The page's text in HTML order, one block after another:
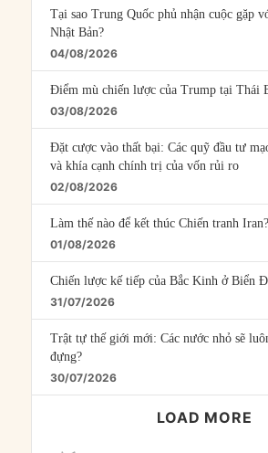
Tại sao Trung Quốc phủ nhận cuộc gặp
Nhật Bản?
04/08/2026
Điểm mù chiến lược của Trump tại Thái
03/08/2026
Đặt cược vào thất bại: Các quỹ đầu tư
và khía cạnh chính trị của vốn rủi ro
02/08/2026
Làm thế nào để kết thúc Chiến tranh Iran?
01/08/2026
Chiến lược kế tiếp của Bắc Kinh ở Biển
31/07/2026
Trật tự thế giới mới: Các nước nhỏ sẽ
đựng?
30/07/2026
LOAD MORE